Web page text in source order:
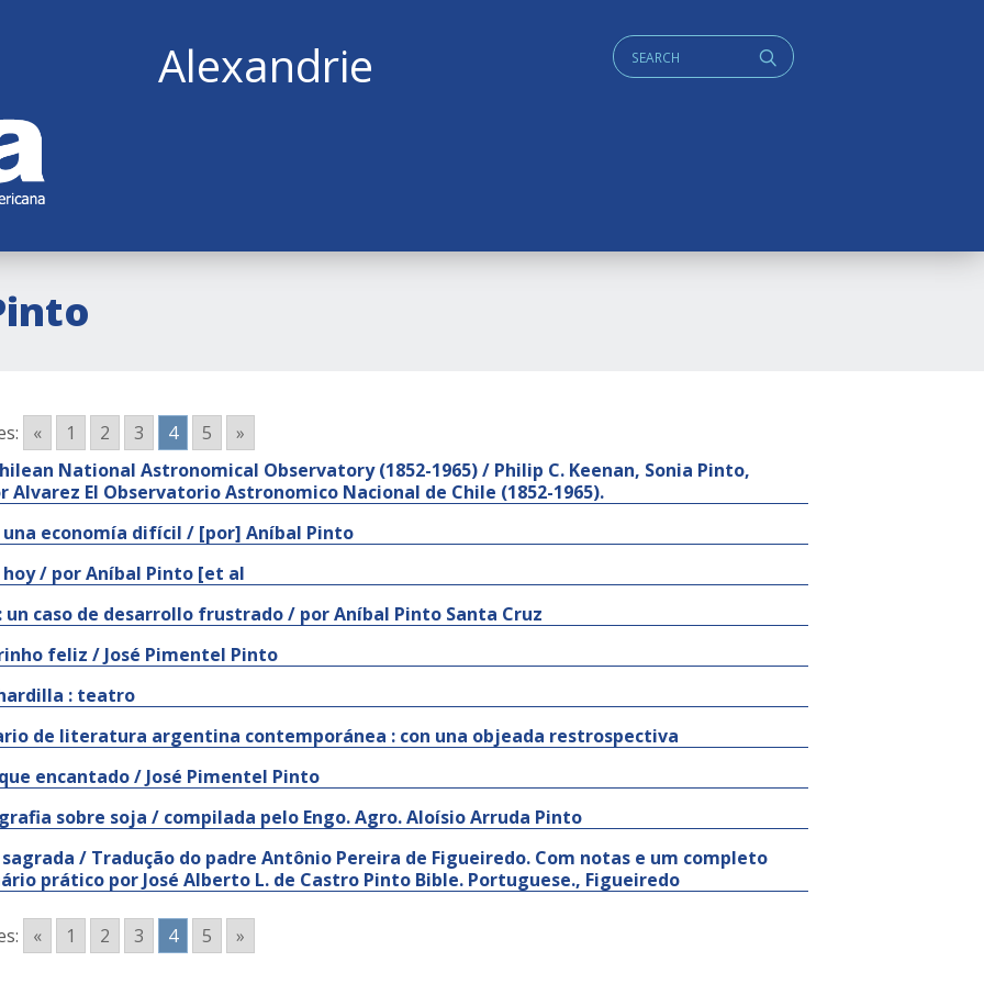
Alexandrie q
Cerca:
« 1 2 3 4 5
»
National Astronomical Observatory (1852-1965) / Philip C. Keenan, Sonia Pinto,
Alvarez El Observatorio Astronomico Nacional de Chile (1852-1965).
una economía difícil / [por] Aníbal Pinto
hoy / por Aníbal Pinto [et al
un caso de desarrollo frustrado / por Aníbal Pinto Santa Cruz
feliz / José Pimentel Pinto
: teatro
de literatura argentina contemporánea : con una objeada restrospectiva
encantado / José Pimentel Pinto
sobre soja / compilada pelo Engo. Agro. Aloísio Arruda Pinto
/ Tradução do padre Antônio Pereira de Figueiredo. Com notas e um completo
prático por José Alberto L. de Castro Pinto Bible. Portuguese., Figueiredo
« 1 2 3 4 5 »